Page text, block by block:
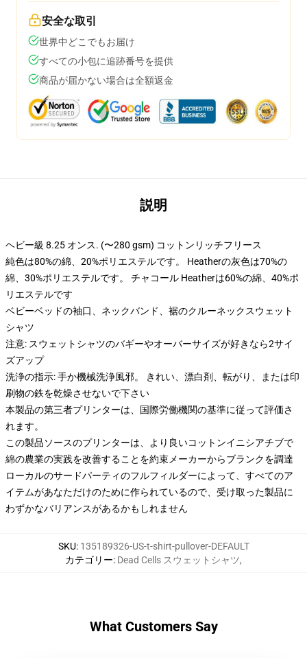
安全な取引
世界中どこでもお届け
すべての小包に追跡番号を提供
商品が届かない場合は全額返金
説明
ヘビー級 8.25 オンス. (〜280 gsm) コットンリッチフリース
純色は80%の綿、20%ポリエステルです。 Heatherの灰色は70%の
綿、30%ポリエステルです。 チャコール Heatherは60%の綿、40%ポ
リエステルです
ベビーベッドの袖口、ネックバンド、裾のクルーネックスウェット
シャツ
注意: スウェットシャツのバギーやオーバーサイズが好きなら2サイ
ズアップ
洗浄の指示: 手か機械洗浄風邪。 きれい、漂白剤、転がり、または印
刷物の鉄を乾燥させないで下さい
本製品の第三者プリンターは、国際労働機関の基準に従って評価さ
れます。
この製品ソースのプリンターは、より良いコットンイニシアチブで
綿の農業の実践を改善することを約束メーカーからブランクを調達
ローカルのサードパーティのフルフィルダーによって、すべてのア
イテムがあなただけのために作られているので、受け取った製品に
わずかなバリアンスがあるかもしれません
SKU: 135189326-US-t-shirt-pullover-DEFAULT
カテゴリー: Dead Cells スウェットシャツ,
What Customers Say